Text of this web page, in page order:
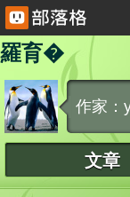
羅育�
作家：
文章